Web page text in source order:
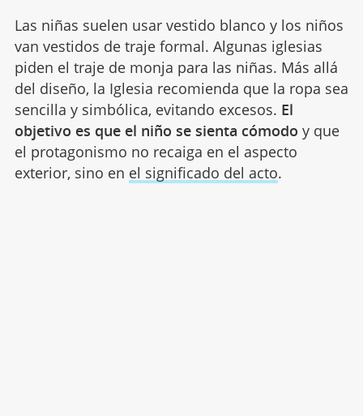
Las niñas suelen usar vestido blanco y los niños
van vestidos de traje formal. Algunas iglesias
piden el traje de monja para las niñas. Más allá
del diseño, la Iglesia recomienda que la ropa sea
sencilla y simbólica, evitando excesos. El
objetivo es que el niño se sienta cómodo y que
el protagonismo no recaiga en el aspecto
exterior, sino en el significado del acto.